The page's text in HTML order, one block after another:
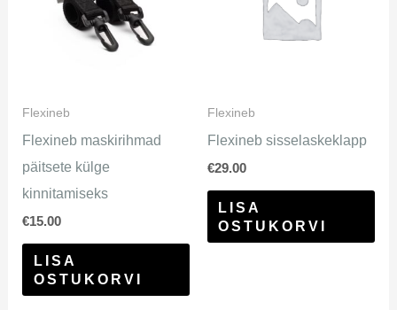
Flexineb
Flexineb maskirihmad
päitsete külge
kinnitamiseks
€15.00
LISA
OSTUKORVI
Flexineb
Flexineb sisselaskeklapp
€29.00
LISA
OSTUKORVI